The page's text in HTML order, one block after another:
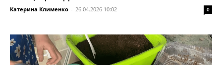
Катерина Клименко - 26.04.2026 10:02 0